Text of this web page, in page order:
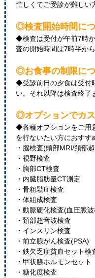
忙しくてご受診が難しい
◎検査開始時間に
◆検査は受付が午前7時
査の開始時間は7時半か
◎お食事の制限に
◆受診前日の夕食は受付
い。それ以降は検査終了
◎オプションでカ
◆各種オプションをご用
を行ないたい方におすす
・脳検査(頭部MRI/頚部
・視野検査
・胸部CT検査
・内臓脂肪量CT測定
・骨粗鬆症検査
・体組成検査
・動脈硬化検査(血圧脈
・頚部超音波検査
・インスリン検査
・前立腺がん検査(PSA)
・鉄欠乏症貧血セット検
・甲状腺ホルモンセット
・糖化度検査